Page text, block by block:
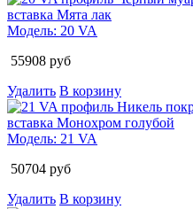
Модель: 20 VA
55908 руб
Удалить В корзину
Модель: 21 VA
50704 руб
Удалить В корзину